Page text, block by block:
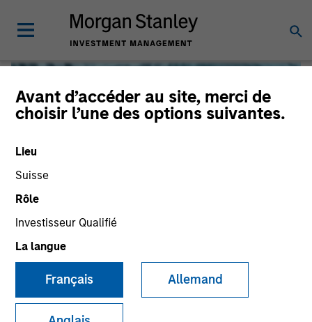
Avant d’accéder au site, merci de
choisir l’une des options suivantes.
Lieu
Suisse
Rôle
Investisseur Qualifié
La langue
Français Allemand
Global Liquidity
We offer investments across the world’s liquidity markets
to meet a range of investors’ needs for income, liquidity
and capital preservation.